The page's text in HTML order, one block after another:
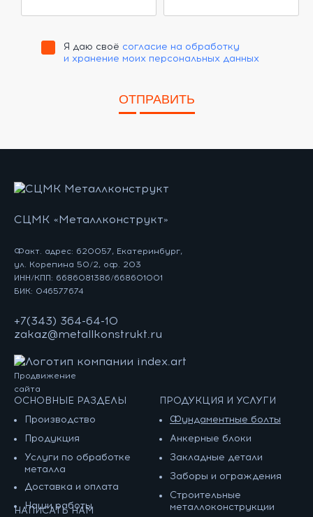
Я даю своё согласие на обработку
и хранение моих персональных данных
ОТПРАВИТЬ
СЦМК «Металлконструкт»
Факт. адрес: 620057, Екатеринбург,
ул. Корепина 50/2, оф. 203
ИНН/КПП: 6686081386/668601001
БИК: 046577674
+7(343) 364-64-10
zakaz@metallkonstrukt.ru
Продвижение
сайта
ОСНОВНЫЕ РАЗДЕЛЫ
Производство
Продукция
Услуги по обработке
металла
Доставка и оплата
Наши работы
ПРОДУКЦИЯ И УСЛУГИ
Фундаментные болты
Анкерные блоки
Закладные детали
Заборы и ограждения
Строительные
металлоконструкции
НАПИСАТЬ НАМ